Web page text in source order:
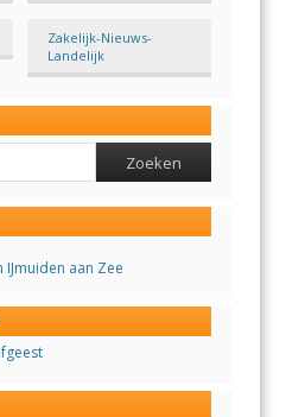
Zakelijk-Nieuws-
Landelijk
IJmuiden aan Zee